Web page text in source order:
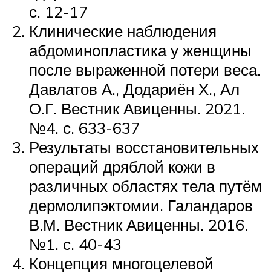
с. 12-17
Клинические наблюдения
абдоминопластика у женщины
после выраженной потери веса.
Давлатов А., Додариён Х., Ал
О.Г. Вестник Авиценны. 2021.
№4. с. 633-637
Результаты восстановительных
операций дряблой кожи в
различных областях тела путём
дермолипэктомии. Галандаров
В.М. Вестник Авиценны. 2016.
№1. с. 40-43
Концепция многоцелевой